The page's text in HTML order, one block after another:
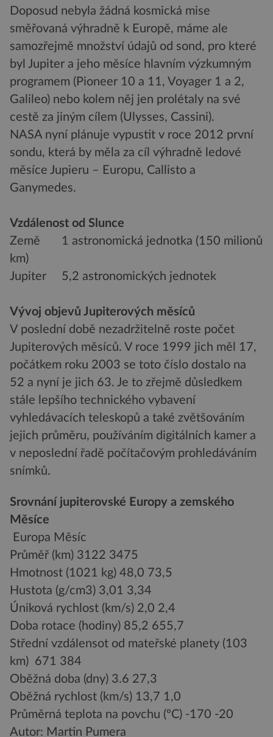
Doposud nebyla žádná kosmická mise
směřovaná výhradně k Europě, máme ale
samozřejmě množství údajů od sond, pro které
byl Jupiter a jeho měsíce hlavním výzkumným
programem (Pioneer 10 a 11, Voyager 1 a 2,
Galileo) nebo kolem něj jen prolétaly na své
cestě za jiným cílem (Ulysses, Cassini).
NASA nyní plánuje vypustit v roce 2012 první
sondu, která by měla za cíl výhradně ledové
měsíce Jupieru – Europu, Callisto a
Ganymedes.
Vzdálenost od Slunce
Země 1 astronomická jednotka (150 milionů
km)
Jupiter 5,2 astronomických jednotek
Vývoj objevů Jupiterových měsíců
V poslední době nezadržitelně roste počet
Jupiterových měsíců. V roce 1999 jich měl 17,
počátkem roku 2003 se toto číslo dostalo na
52 a nyní je jich 63. Je to zřejmě důsledkem
stále lepšího technického vybavení
vyhledávacích teleskopů a také zvětšováním
jejich průměru, používáním digitálních kamer a
v neposlední řadě počítačovým prohledáváním
snímků.
Srovnání jupiterovské Europy a zemského
Měsíce
Europa Měsíc
Průměř (km) 3122 3475
Hmotnost (1021 kg) 48,0 73,5
Hustota (g/cm3) 3,01 3,34
Úniková rychlost (km/s) 2,0 2,4
Doba rotace (hodiny) 85,2 655,7
Střední vzdálensot od mateřské planety (103
km) 671 384
Oběžná doba (dny) 3.6 27,3
Oběžná rychlost (km/s) 13,7 1,0
Průměrná teplota na povchu (ºC) -170 -20
Autor: Martin Pumera